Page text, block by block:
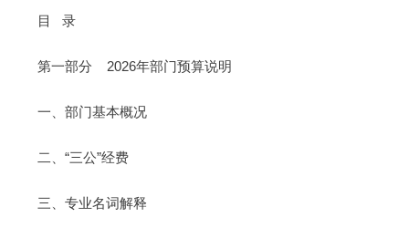
目 录
第一部分 2026年部门预算说明
一、部门基本概况
二、“三公”经费
三、专业名词解释